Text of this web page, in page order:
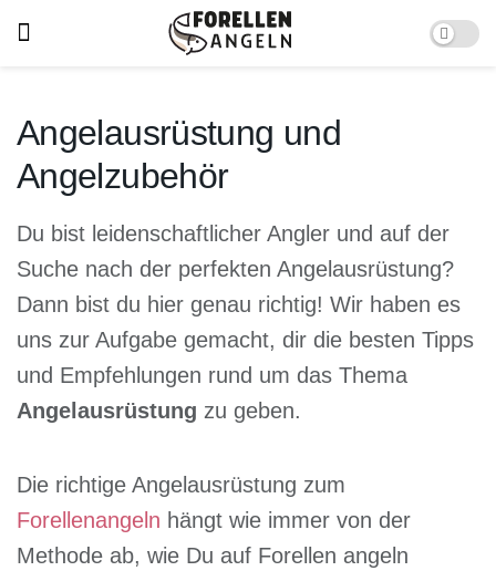
Angelausrüstung und
Angelzubehör
Du bist leidenschaftlicher Angler und auf der
Suche nach der perfekten Angelausrüstung?
Dann bist du hier genau richtig! Wir haben es
uns zur Aufgabe gemacht, dir die besten Tipps
und Empfehlungen rund um das Thema
Angelausrüstung zu geben.
Die richtige Angelausrüstung zum
Forellenangeln hängt wie immer von der
Methode ab, wie Du auf Forellen angeln